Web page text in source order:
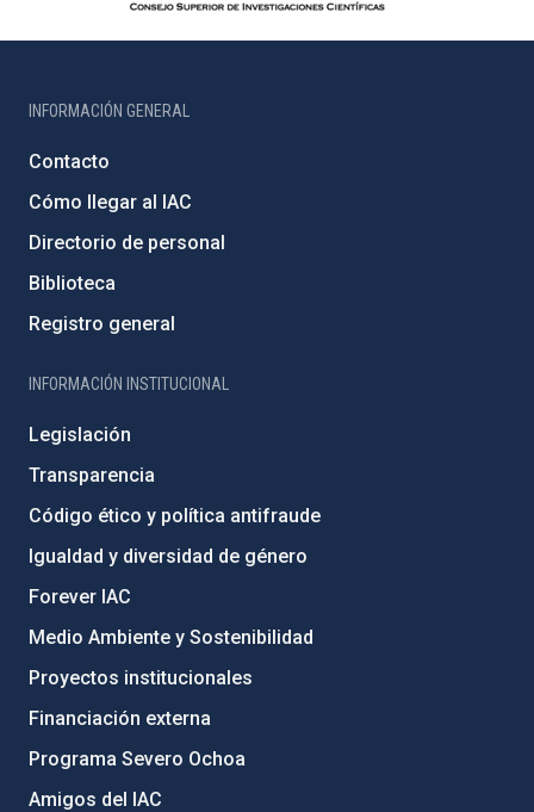
INFORMACIÓN GENERAL
Contacto
Cómo llegar al IAC
Directorio de personal
Biblioteca
Registro general
INFORMACIÓN INSTITUCIONAL
Legislación
Transparencia
Código ético y política antifraude
Igualdad y diversidad de género
Forever IAC
Medio Ambiente y Sostenibilidad
Proyectos institucionales
Financiación externa
Programa Severo Ochoa
Amigos del IAC